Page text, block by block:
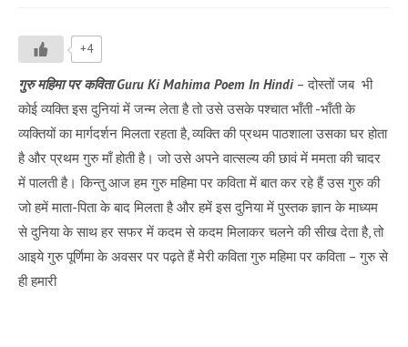
+4
गुरु महिमा पर कविता Guru Ki Mahima Poem In Hindi– दोस्तों जब भी
कोई व्यक्ति इस दुनियां में जन्म लेता है तो उसे उसके पश्चात भाँती -भाँती के
व्यक्तियों का मार्गदर्शन मिलता रहता है, व्यक्ति की प्रथम पाठशाला उसका घर होता
है और प्रथम गुरु माँ होती है। जो उसे अपने वात्सल्य की छावं में ममता की चादर
में पालती है। किन्तु आज हम गुरु महिमा पर कविता में बात कर रहे हैं उस गुरु की
जो हमें माता-पिता के बाद मिलता है और हमें इस दुनिया में पुस्तक ज्ञान के माध्यम
से दुनिया के साथ हर सफर में कदम से कदम मिलाकर चलने की सीख देता है, तो
आइये गुरु पूर्णिमा के अवसर पर पढ़ते हैं मेरी कविता गुरु महिमा पर कविता – गुरु से
ही हमारी